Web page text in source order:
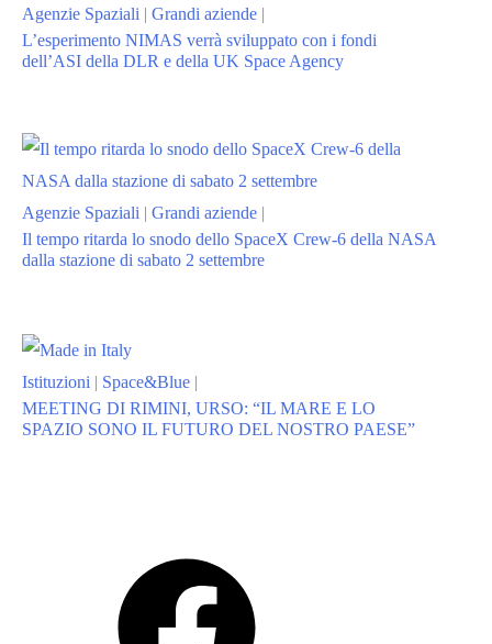
Agenzie Spaziali | Grandi aziende |
L’esperimento NIMAS verrà sviluppato con i fondi
dell’ASI della DLR e della UK Space Agency
Agenzie Spaziali | Grandi aziende |
Il tempo ritarda lo snodo dello SpaceX Crew-6 della NASA
dalla stazione di sabato 2 settembre
Istituzioni | Space&Blue |
MEETING DI RIMINI, URSO: “IL MARE E LO
SPAZIO SONO IL FUTURO DEL NOSTRO PAESE”